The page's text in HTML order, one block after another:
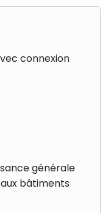
connexion
générale
bâtiments